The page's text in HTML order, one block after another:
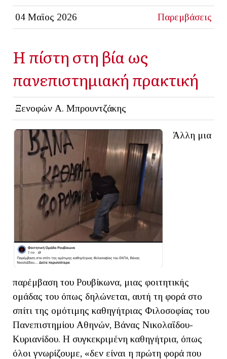
04 Μαϊος 2026 Παρεμβάσεις
Η πίστη στη βία ως
πανεπιστημιακή πρακτική
Ξενοφών Α. Μπρουντζάκης
Άλλη μια
παρέμβαση του Ρουβίκωνα, μιας φοιτητικής
ομάδας του όπως δηλώνεται, αυτή τη φορά στο
σπίτι της ομότιμης καθηγήτριας Φιλοσοφίας του
Πανεπιστημίου Αθηνών, Βάνας Νικολαΐδου-
Κυριανίδου. Η συγκεκριμένη καθηγήτρια, όπως
όλοι γνωρίζουμε, «δεν είναι η πρώτη φορά που